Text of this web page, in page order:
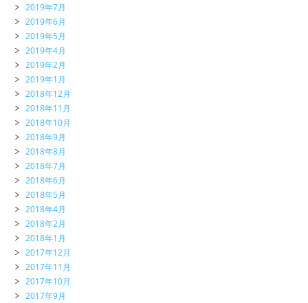
2019年7月
2019年6月
2019年5月
2019年4月
2019年2月
2019年1月
2018年12月
2018年11月
2018年10月
2018年9月
2018年8月
2018年7月
2018年6月
2018年5月
2018年4月
2018年2月
2018年1月
2017年12月
2017年11月
2017年10月
2017年9月